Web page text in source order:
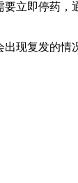
立即停药，
现复发的情